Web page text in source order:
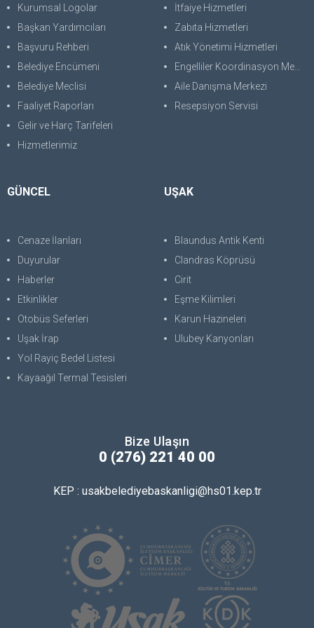
Kurumsal Logolar
Başkan Yardımcıları
Başvuru Rehberi
Belediye Encümeni
Belediye Meclisi
Faaliyet Raporları
Gelir ve Harç Tarifeleri
Hizmetlerimiz
İtfaiye Hizmetleri
Zabıta Hizmetleri
Atık Yönetimi Hizmetleri
Engelliler Koordinasyon Merkezi
Aile Danışma Merkezi
Resepsiyon Servisi
GÜNCEL
Cenaze İlanları
Duyurular
Haberler
Etkinlikler
Otobüs Seferleri
Uşak İrap
Yol Rayiç Bedel Listesi
Kayaağıl Termal Tesisleri
UŞAK
Blaundus Antik Kenti
Clandras Köprüsü
Cirit
Eşme Kilimleri
Karun Hazineleri
Ulubey Kanyonları
Bize Ulaşın
0 (276) 221 40 00
KEP : usakbelediyebaskanligi@hs01.kep.tr